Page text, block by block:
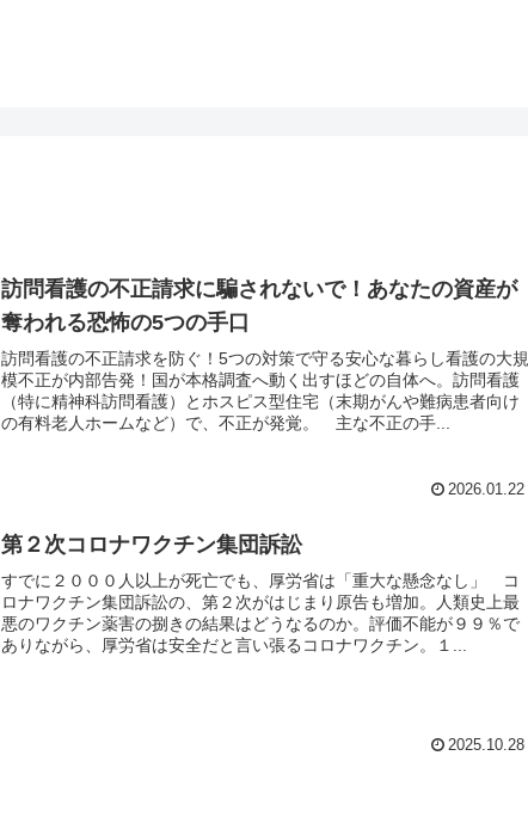
訪問看護の不正請求に騙されないで！あなたの資産が
奪われる恐怖の5つの手口
訪問看護の不正請求を防ぐ！5つの対策で守る安心な暮らし看護の大規
模不正が内部告発！国が本格調査へ動く出すほどの自体へ。訪問看護
（特に精神科訪問看護）とホスピス型住宅（末期がんや難病患者向け
の有料老人ホームなど）で、不正が発覚。 主な不正の手...
2026.01.22
第２次コロナワクチン集団訴訟
すでに２０００人以上が死亡でも、厚労省は「重大な懸念なし」 コ
ロナワクチン集団訴訟の、第２次がはじまり原告も増加。人類史上最
悪のワクチン薬害の捌きの結果はどうなるのか。評価不能が９９％で
ありながら、厚労省は安全だと言い張るコロナワクチン。１...
2025.10.28